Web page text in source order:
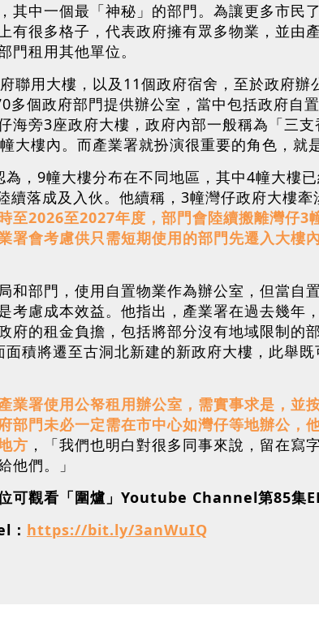
其中一個最「神秘」的部門。為讓更多市民
有很多格子，代表政府擁有眾多物業，並由
門租用其他單位。
聯用大樓，以及11個政府宿舍，至於政府
多個政府部門提供辦公室，當中包括政府自
海旁3座政府大樓，政府內部一般稱為「三
大樓內。而產業署就扮演很重要的角色，就
，9幢大樓分布在不同地區，其中4幢大樓
續落成及入伙。他續稱，3幢灣仔政府大樓
至2026至2027年度，部門會陸續搬離灣仔3
署會考慮供只需短期使用的部門先遷入大樓
和部門，使用自置物業作為辦公室，但當自
考慮成本效益。他指出，產業署在過去幾年
府的租金負擔，包括將部分沒有地域限制的
積將遷至古洞北新建的新政府大樓，此舉
業署使用公帑租用辦公室，需實事求是，並
部門未必一定需在市中心如灣仔等地辦公，
方 ，「我們也明白對很多同事來說，留在
他們。」
可觀看「圍爐」Youtube Channel第85集
： https://bit.ly/3anWuIQ